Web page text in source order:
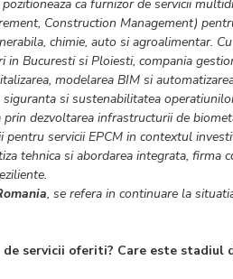
ca furnizor de servicii
Construction Management)
chimie, auto si agroalimentar.
in Bucuresti si Ploiesti, compania
modelarea BIM si
si sustenabilitatea
dezvoltarea infrastructurii de
pentru servicii EPCM in contextul
tehnica si abordarea integrata, firma
, se refera in continuare la
servicii oferiti? Care este stadiul